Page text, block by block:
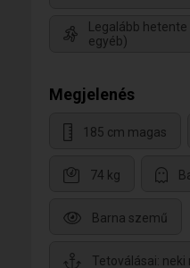
Legalább
egyéb)
Megjelenés
185 cm magas
74 kg
Barna szemű
Tetoválásai: neki